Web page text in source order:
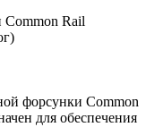
Common Rail
форсунки Common
для обеспечения